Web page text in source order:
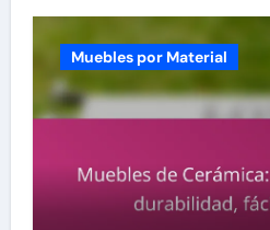
Muebles por Material